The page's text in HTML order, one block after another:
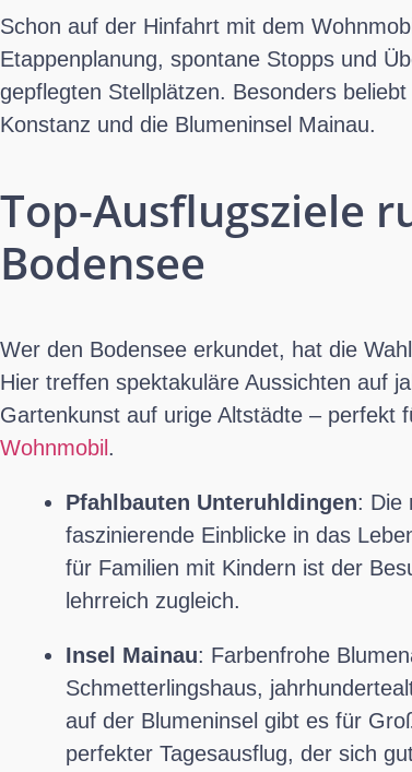
Schon auf der Hinfahrt mit dem
Etappenplanung, spontane Stopps und
gepflegten Stellplätzen. Besonders
Konstanz und die Blumeninsel Mainau.
Top-Ausflugsziele
Bodensee
Wer den Bodensee erkundet, hat die
Hier treffen spektakuläre Aussichten auf
Gartenkunst auf urige Altstädte – perfekt
Wohnmobil .
Pfahlbauten Unteruhldingen: Die
faszinierende Einblicke in das
für Familien mit Kindern ist der
lehrreich zugleich.
Insel Mainau: Farbenfrohe
Schmetterlingshaus,
auf der Blumeninsel gibt es für
perfekter Tagesausflug, der sich